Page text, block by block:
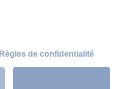
Règles de confidentialité